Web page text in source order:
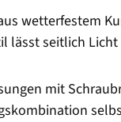
wetterfestem
lässt seitlich
mit